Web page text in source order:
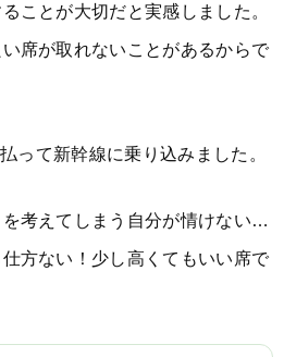
ことが大切だと実感しました。
席が取れないことがあるからで
って新幹線に乗り込みました。
考えてしまう自分が情けない…
方ない！少し高くてもいい席で